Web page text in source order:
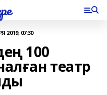
2019, 07:30
100
театр